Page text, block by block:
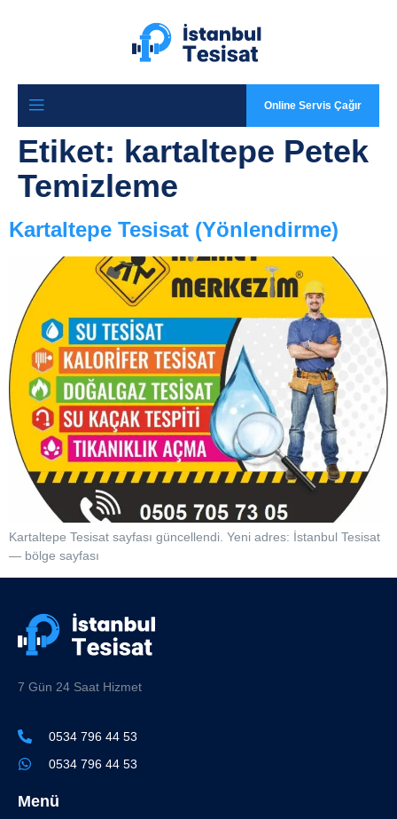
Online Servis Çağır
Etiket: kartaltepe Petek
Temizleme
Kartaltepe Tesisat (Yönlendirme)
Kartaltepe Tesisat sayfası güncellendi. Yeni adres: İstanbul Tesisat
— bölge sayfası
7 Gün 24 Saat Hizmet
0534 796 44 53
0534 796 44 53
Menü